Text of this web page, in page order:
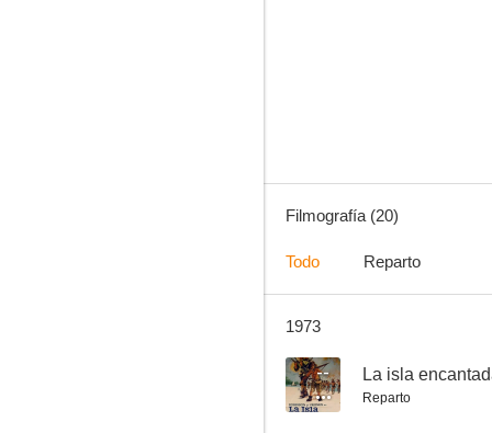
Filmografía (20)
Todo Reparto
1973
-- La isla
Reparto